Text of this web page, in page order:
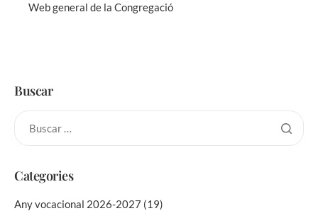
Web general de la Congregació
Buscar
Categories
Any vocacional 2026-2027 (19)